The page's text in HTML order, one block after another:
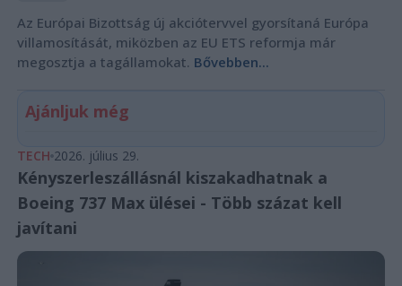
Az Európai Bizottság új akciótervvel gyorsítaná Európa
villamosítását, miközben az EU ETS reformja már
megosztja a tagállamokat. Bővebben...
Ajánljuk még
TECH 2026. július 29.
Kényszerleszállásnál kiszakadhatnak a
Boeing 737 Max ülései - Több százat kell
javítani